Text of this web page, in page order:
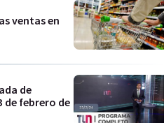
ventas en
de
de febrero de